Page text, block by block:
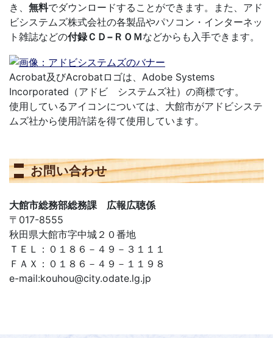
き、 無料でダウンロードすることができます。また、アド
ビシステムズ株式会社の各製品やパソコン・インターネッ
ト雑誌などの付録ＣＤ−ＲＯＭなどからも入手できます。
Acrobat及びAcrobatロゴは、Adobe Systems
Incorporated（アドビ システムズ社）の商標です。
使用しているアイコンについては、大館市がアドビシステ
ムズ社から使用許諾を得て使用しています。
お問い合わせ
大館市総務部総務課 広報広聴係
〒017-8555
秋田県大館市字中城２０番地
ＴＥＬ：０１８６－４９－３１１１
ＦＡＸ：０１８６－４９－１１９８
e-mail:kouhou@city.odate.lg.jp